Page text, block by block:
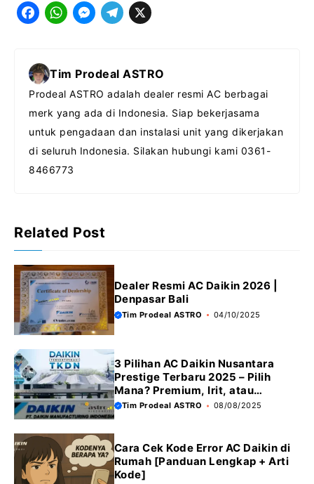
F
c
e
b
o
o
k
W
a
t
s
A
p
p
M
s
e
n
g
T
e
g
r
a
X
Tim Prodeal ASTRO
Prodeal ASTRO adalah dealer resmi AC berbagai
merk yang ada di Indonesia. Siap bekerjasama
untuk pengadaan dan instalasi unit yang dikerjakan
di seluruh Indonesia. Silakan hubungi kami 0361-
8466773
Related Post
Dealer Resmi AC Daikin 2026 |
Denpasar Bali
Tim Prodeal ASTRO 04/10/2025
3 Pilihan AC Daikin Nusantara
Prestige Terbaru 2025 – Pilih
Mana? Premium, Irit, atau
Ekonomis
Tim Prodeal ASTRO 08/08/2025
Cara Cek Kode Error AC Daikin di
Rumah [Panduan Lengkap + Arti
Kode]